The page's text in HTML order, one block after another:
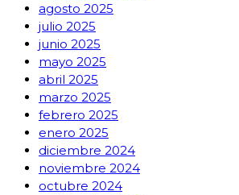
agosto 2025
julio 2025
junio 2025
mayo 2025
abril 2025
marzo 2025
febrero 2025
enero 2025
diciembre 2024
noviembre 2024
octubre 2024